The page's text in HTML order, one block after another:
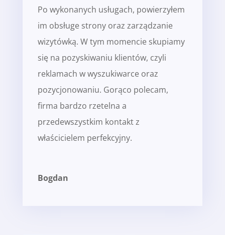
Po wykonanych usługach, powierzyłem
im obsługe strony oraz zarządzanie
wizytówką. W tym momencie skupiamy
się na pozyskiwaniu klientów, czyli
reklamach w wyszukiwarce oraz
pozycjonowaniu. Gorąco polecam,
firma bardzo rzetelna a
przedewszystkim kontakt z
właścicielem perfekcyjny.
Bogdan